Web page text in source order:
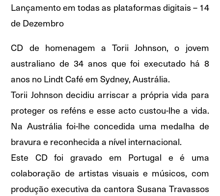
Lançamento em todas as plataformas digitais – 14
de Dezembro
CD de homenagem a Torii Johnson, o jovem
australiano de 34 anos que foi executado há 8
anos no Lindt Café em Sydney, Austrália.
Torii Johnson decidiu arriscar a própria vida para
proteger os reféns e esse acto custou-lhe a vida.
Na Austrália foi-lhe concedida uma medalha de
bravura e reconhecida a nível internacional.
Este CD foi gravado em Portugal e é uma
colaboração de artistas visuais e músicos, com
produção executiva da cantora Susana Travassos